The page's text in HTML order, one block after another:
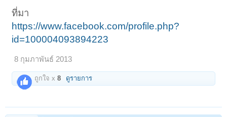
ที่มา
https://www.facebook.com/profile.php?
id=100004093894223
8 กุมภาพันธ์ 2013
ถูกใจ x8 ดูรายการ